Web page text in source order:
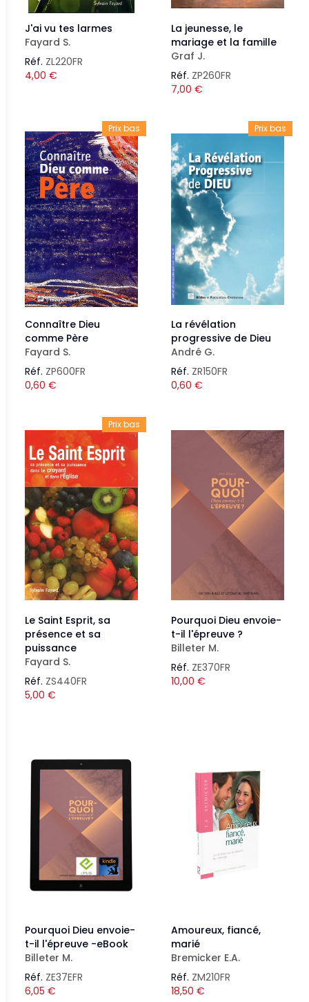
J'ai vu tes larmes
Fayard S.
Réf. ZL220FR
4,00 €
La jeunesse, le
mariage et la famille
Graf J.
Réf. ZP260FR
7,00 €
Prix bas
Connaître Dieu
comme Père
Fayard S.
Réf. ZP600FR
0,60 €
Prix bas
La révélation
progressive de Dieu
André G.
Réf. ZR150FR
0,60 €
Prix bas
Le Saint Esprit, sa
présence et sa
puissance
Fayard S.
Réf. ZS440FR
5,00 €
Pourquoi Dieu envoie-
t-il l'épreuve ?
Billeter M.
Réf. ZE370FR
10,00 €
Pourquoi Dieu envoie-
t-il l'épreuve -eBook
Billeter M.
Réf. ZE37EFR
6,05 €
Amoureux, fiancé,
marié
Bremicker E.A.
Réf. ZM210FR
18,50 €